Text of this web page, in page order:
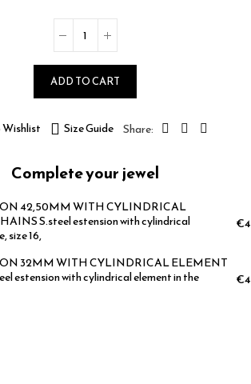
ADD TO CART
Size Guide
Complete your jewel
42,50MM WITH CYLINDRICAL
S.steel estension with cylindrical
size 16,
32MM WITH CYLINDRICAL ELEMENT
estension with cylindrical element in the